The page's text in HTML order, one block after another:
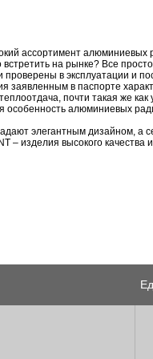
ассортимент алюминиевых
на рынке? Все
в эксплуатации и
заявленным в паспорте
почти такая же как
особенность алюминиевых
элегантным дизайном, а
изделия высокого качества